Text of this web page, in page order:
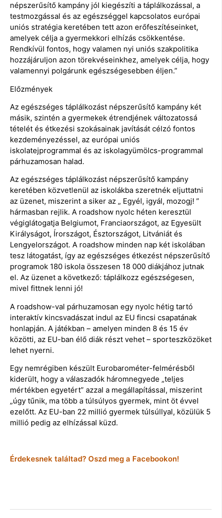
népszerűsítő kampány jól kiegészíti a táplálkozással, a
testmozgással és az egészséggel kapcsolatos európai
uniós stratégia keretében tett azon erőfeszítéseinket,
amelyek célja a gyermekkori elhízás csökkentése.
Rendkívül fontos, hogy valamen nyi uniós szakpolitika
hozzájáruljon azon törekvéseinkhez, amelyek célja, hogy
valamennyi polgárunk egészségesebben éljen.”
Előzmények
Az egészséges táplálkozást népszerűsítő kampány két
másik, szintén a gyermekek étrendjének változatossá
tételét és étkezési szokásainak javítását célzó fontos
kezdeményezéssel, az európai uniós
iskolatejprogrammal és az iskolagyümölcs-programmal
párhuzamosan halad.
Az egészséges táplálkozást népszerűsítő kampány
keretében közvetlenül az iskolákba szeretnék eljuttatni
az üzenet, miszerint a siker az „ Egyél, igyál, mozogj! ”
hármasban rejlik. A roadshow nyolc héten keresztül
végiglátogatja Belgiumot, Franciaországot, az Egyesült
Királyságot, Írországot, Észtországot, Litvániát és
Lengyelországot. A roadshow minden nap két iskolában
tesz látogatást, így az egészséges étkezést népszerűsítő
programok 180 iskola összesen 18 000 diákjához jutnak
el. Az üzenet a következő: táplálkozz egészségesen,
mivel fittnek lenni jó!
A roadshow-val párhuzamosan egy nyolc hétig tartó
interaktív kincsvadászat indul az EU fincsi csapatának
honlapján. A játékban – amelyen minden 8 és 15 év
közötti, az EU-ban élő diák részt vehet – sporteszközöket
lehet nyerni.
Egy nemrégiben készült Eurobarométer-felmérésből
kiderült, hogy a válaszadók háromnegyede „teljes
mértékben egyetért” azzal a megállapítással, miszerint
„úgy tűnik, ma több a túlsúlyos gyermek, mint öt évvel
ezelőtt. Az EU-ban 22 millió gyermek túlsúllyal, közülük 5
millió pedig az elhízással küzd.
Érdekesnek találtad? Oszd meg a Facebookon!